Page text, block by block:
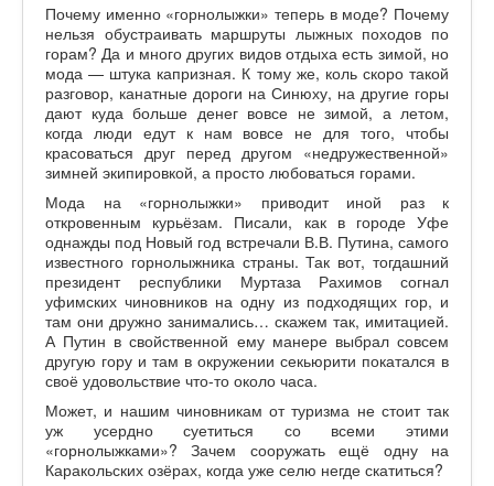
Почему именно «горнолыжки» теперь в моде? Почему
нельзя обустраивать маршруты лыжных походов по
горам? Да и много других видов отдыха есть зимой, но
мода — штука капризная. К тому же, коль скоро такой
разговор, канатные дороги на Синюху, на другие горы
дают куда больше денег вовсе не зимой, а летом,
когда люди едут к нам вовсе не для того, чтобы
красоваться друг перед другом «недружественной»
зимней экипировкой, а просто любоваться горами.
Мода на «горнолыжки» приводит иной раз к
откровенным курьёзам. Писали, как в городе Уфе
однажды под Новый год встречали В.В. Путина, самого
известного горнолыжника страны. Так вот, тогдашний
президент республики Муртаза Рахимов согнал
уфимских чиновников на одну из подходящих гор, и
там они дружно занимались… скажем так, имитацией.
А Путин в свойственной ему манере выбрал совсем
другую гору и там в окружении секьюрити покатался в
своё удовольствие что-то около часа.
Может, и нашим чиновникам от туризма не стоит так
уж усердно суетиться со всеми этими
«горнолыжками»? Зачем сооружать ещё одну на
Каракольских озёрах, когда уже селю негде скатиться?